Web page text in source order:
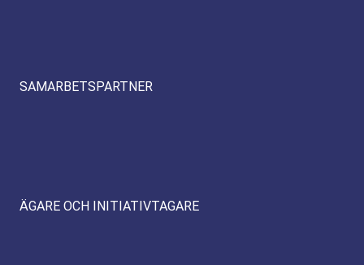
SAMARBETSPARTNER
ÄGARE OCH INITIATIVTAGARE